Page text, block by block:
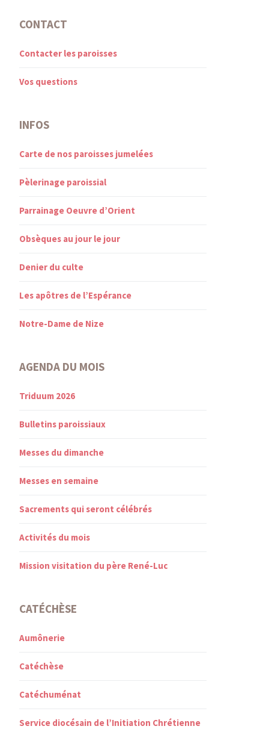
CONTACT
Contacter les paroisses
Vos questions
INFOS
Carte de nos paroisses jumelées
Pèlerinage paroissial
Parrainage Oeuvre d’Orient
Obsèques au jour le jour
Denier du culte
Les apôtres de l’Espérance
Notre-Dame de Nize
AGENDA DU MOIS
Triduum 2026
Bulletins paroissiaux
Messes du dimanche
Messes en semaine
Sacrements qui seront célébrés
Activités du mois
Mission visitation du père René-Luc
CATÉCHÈSE
Aumônerie
Catéchèse
Catéchuménat
Service diocésain de l’Initiation Chrétienne